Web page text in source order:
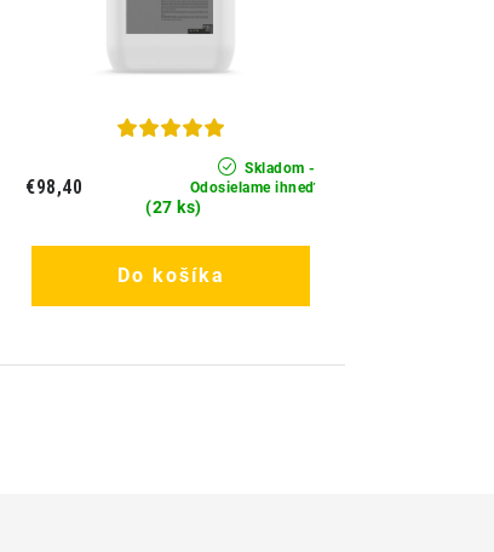
Skladom -
Odosielame ihneď
(27 ks)
€98,40
Do košíka